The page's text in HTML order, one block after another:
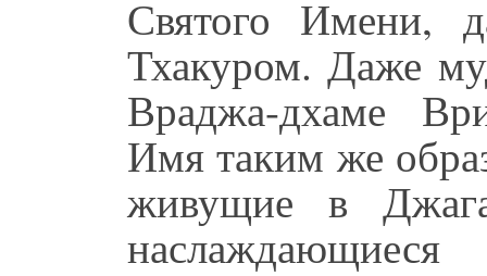
Святого Имени,
Тхакуром. Даже
Враджа-дхаме
Имя таким же
живущие в